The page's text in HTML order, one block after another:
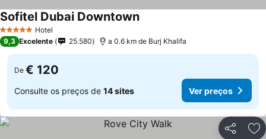
5 Estrelas Hotel
Sofitel Dubai Downtown
9,3 Excelente 25.580 a 0.6 km de Burj Khalifa
De € 120
Consulte os preços de 14 sites Ver preços
Partilhar